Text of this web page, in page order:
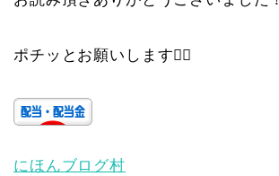
ポチッとお願いします🙇‍♀️
にほんブログ村